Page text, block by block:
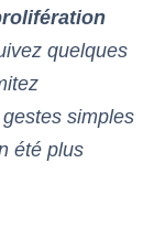
quelques
simples
été plus